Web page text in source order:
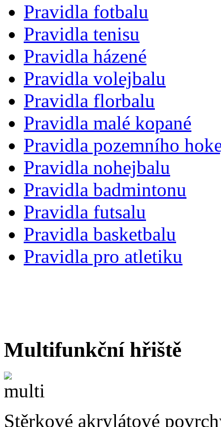
Pravidla fotbalu
Pravidla tenisu
Pravidla házené
Pravidla volejbalu
Pravidla florbalu
Pravidla malé kopané
Pravidla pozemního
Pravidla nohejbalu
Pravidla badmintonu
Pravidla futsalu
Pravidla basketbalu
Pravidla pro atletiku
Multifunkční hřiště
Stěrkové akrylátové